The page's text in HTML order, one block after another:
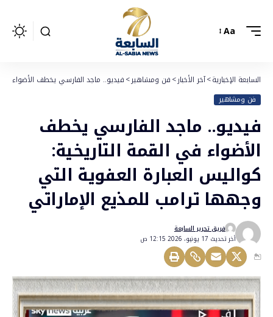
Aa
السابعة الإخبارية>آخر الأخبار>فن ومشاهير>فيديو.. ماجد الفارسي يخطف الأضواء في
فن ومشاهير
فيديو.. ماجد الفارسي يخطف
الأضواء في القمة التاريخية:
كواليس العبارة العفوية التي
وجهها ترامب للمذيع الإماراتي
أخر تحديث 17 يونيو، 2026 12:15 ص
فريق تحرير السابعة